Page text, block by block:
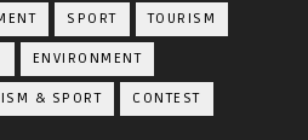
SPORT TOURISM
ENVIRONMENT
& SPORT CONTEST